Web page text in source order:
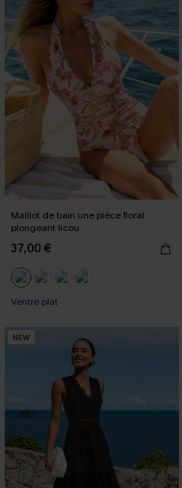
Maillot de bain une pièce floral
plongeant licou
37,00 €
Ventre plat
NEW